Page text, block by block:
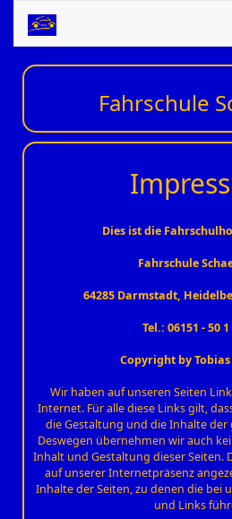
Fahrschule
Dies ist die
Fahrschule
64285 Darmstadt,
Tel.: 06151 - 50 1
Copyright by
Wir haben auf unseren Seiten
Internet. Für alle diese Links gilt,
die Gestaltung und die Inhalte der
Deswegen übernehmen wir auch
Inhalt und Gestaltung dieser Seiten.
auf unserer Internetpräsenz
Inhalte der Seiten, zu denen die bei
und Links